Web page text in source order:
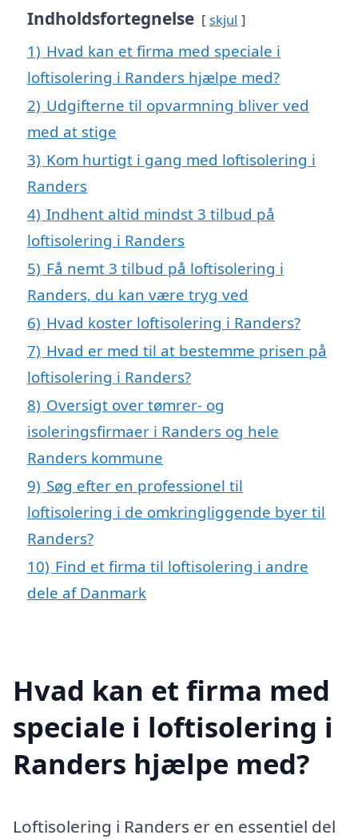
Indholdsfortegnelse skjul
1) Hvad kan et firma med speciale i
loftisolering i Randers hjælpe med?
2) Udgifterne til opvarmning bliver ved
med at stige
3) Kom hurtigt i gang med loftisolering i
Randers
4) Indhent altid mindst 3 tilbud på
loftisolering i Randers
5) Få nemt 3 tilbud på loftisolering i
Randers, du kan være tryg ved
6) Hvad koster loftisolering i Randers?
7) Hvad er med til at bestemme prisen på
loftisolering i Randers?
8) Oversigt over tømrer- og
isoleringsfirmaer i Randers og hele
Randers kommune
9) Søg efter en professionel til
loftisolering i de omkringliggende byer til
Randers?
10) Find et firma til loftisolering i andre
dele af Danmark
Hvad kan et firma med
speciale i loftisolering i
Randers hjælpe med?
Loftisolering i Randers er en essentiel del